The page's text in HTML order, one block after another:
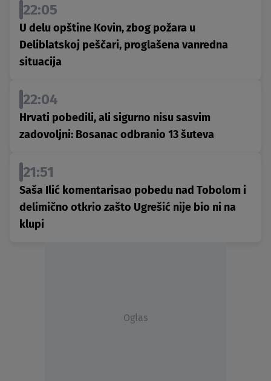
22:05
U delu opštine Kovin, zbog požara u
Deliblatskoj peščari, proglašena vanredna
situacija
22:04
Hrvati pobedili, ali sigurno nisu sasvim
zadovoljni: Bosanac odbranio 13 šuteva
21:51
Saša Ilić komentarisao pobedu nad Tobolom i
delimično otkrio zašto Ugrešić nije bio ni na
klupi
Oglas